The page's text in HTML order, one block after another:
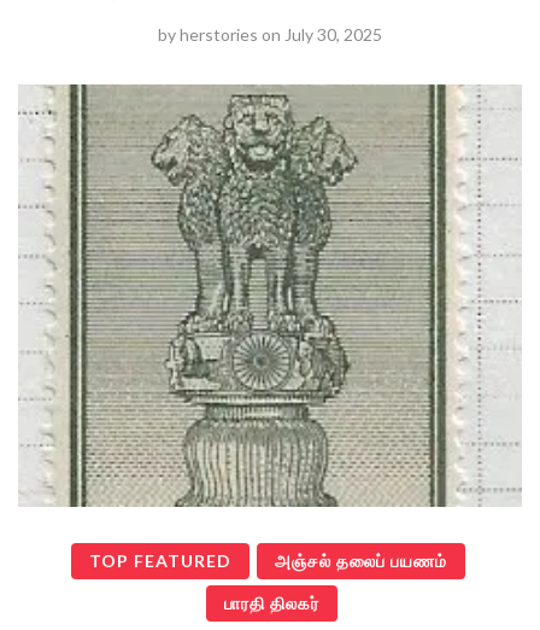
byherstories on July 30, 2025
TOP FEATURED அஞ்சல் தலைப் பயணம்
பாரதி திலகர்